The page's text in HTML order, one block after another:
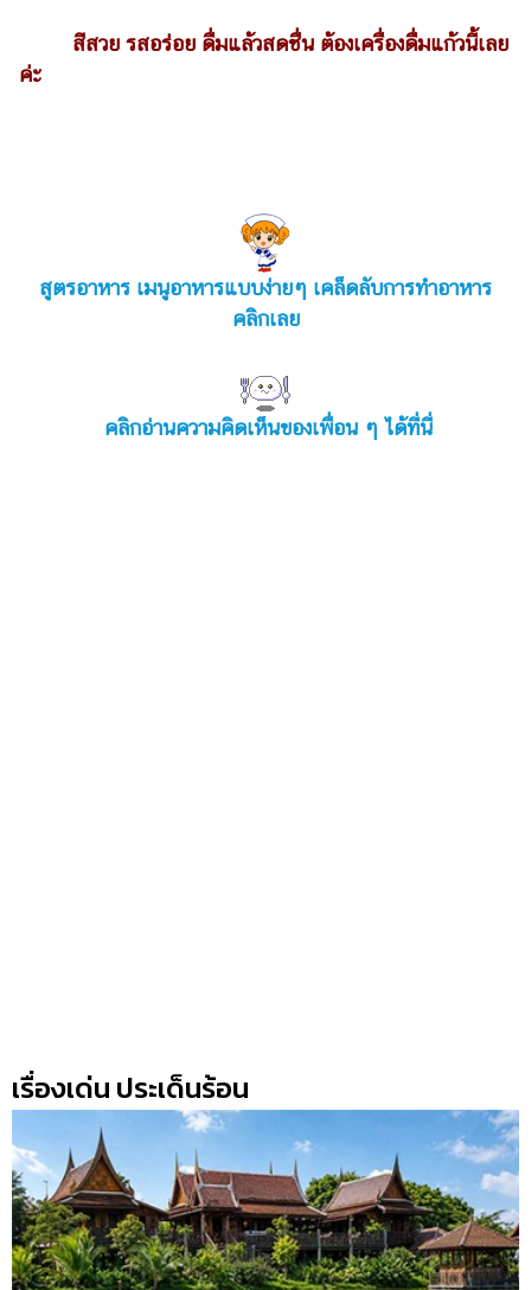
สีสวย รสอร่อย ดื่มแล้วสดชื่น ต้องเครื่องดื่มแก้วนี้เลย
ค่ะ
สูตรอาหาร เมนูอาหารแบบง่ายๆ เคล็ดลับการทำอาหาร
คลิกเลย
คลิกอ่านความคิดเห็นของเพื่อน ๆ ได้ที่นี่
เรื่องเด่น ประเด็นร้อน